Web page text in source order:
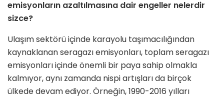
emisyonların azaltılmasına dair engeller nelerdir
sizce?
Ulaşım sektörü içinde karayolu taşımacılığından
kaynaklanan seragazı emisyonları, toplam seragazı
emisyonları içinde önemli bir paya sahip olmakla
kalmıyor, aynı zamanda nispi artışları da birçok
ülkede devam ediyor. Örneğin, 1990-2016 yılları